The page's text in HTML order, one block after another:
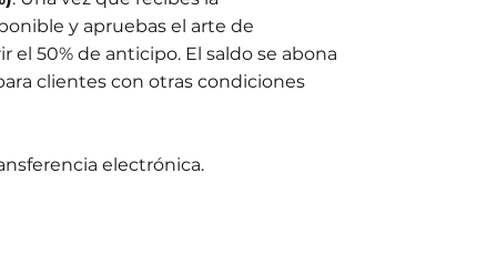
y apruebas el arte de
el 50% de anticipo. El saldo se abona
clientes con otras condiciones
electrónica.